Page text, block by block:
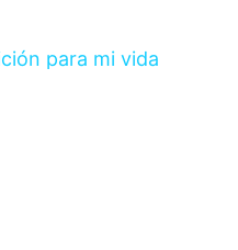
para mi vida